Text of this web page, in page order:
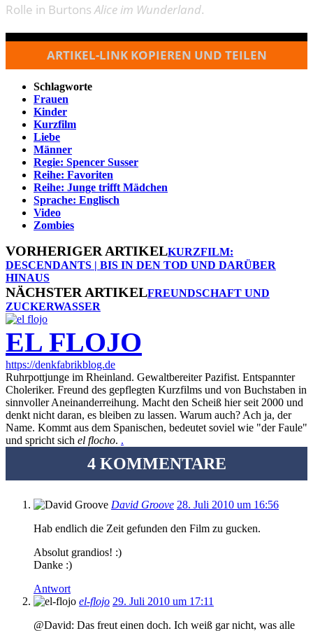
Rolle in BurtonsAlice im Wunderland.
ARTIKEL-LINK KOPIEREN UND TEILEN
Schlagworte
Frauen
Kinder
Kurzfilm
Liebe
Männer
Regie: Spencer Susser
Reihe: Favoriten
Reihe: Junge trifft Mädchen
Sprache: Englisch
Video
Zombies
VORHERIGER ARTIKELKURZFILM:
DESCENDANTS | BIS IN DEN TOD UND DARÜBER
HINAUS
NÄCHSTER ARTIKELFREUNDSCHAFT UND
ZUCKERWASSER
EL FLOJO
https://denkfabrikblog.de
Ruhrpottjunge im Rheinland. Gewaltbereiter Pazifist. Entspannter
Choleriker. Freund des gepflegten Kurzfilms und von Buchstaben in
sinnvoller Aneinanderreihung. Macht den Scheiß hier seit 2000 und
denkt nicht daran, es bleiben zu lassen. Warum auch? Ach ja, der
Name. Kommt aus dem Spanischen, bedeutet soviel wie "der Faule"
und spricht sich el flocho. .
4 KOMMENTARE
David Groove 28. Juli 2010 um 16:56
Hab endlich die Zeit gefunden den Film zu gucken.
Absolut grandios! :)
Danke :)
Antwort
el-flojo 29. Juli 2010 um 17:11
@David: Das freut einen doch. Ich weiß gar nicht, was alle